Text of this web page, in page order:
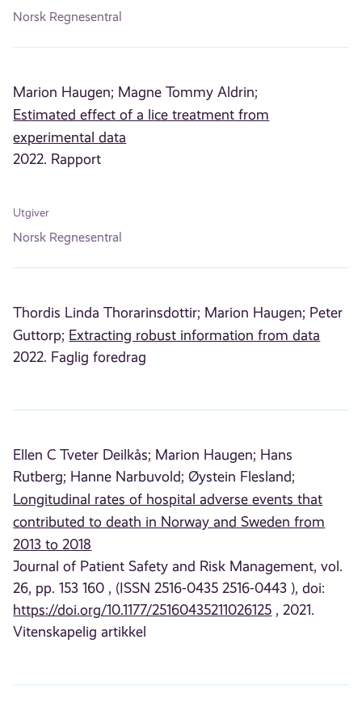
Norsk Regnesentral
Marion Haugen; Magne Tommy Aldrin;
Estimated effect of a lice treatment from
experimental data
2022. Rapport
Utgiver
Norsk Regnesentral
Thordis Linda Thorarinsdottir; Marion Haugen; Peter
Guttorp; Extracting robust information from data
2022. Faglig foredrag
Ellen C Tveter Deilkås; Marion Haugen; Hans
Rutberg; Hanne Narbuvold; Øystein Flesland;
Longitudinal rates of hospital adverse events that
contributed to death in Norway and Sweden from
2013 to 2018
Journal of Patient Safety and Risk Management, vol.
26, pp. 153 160 , (ISSN 2516-0435 2516-0443 ), doi:
https://doi.org/10.1177/25160435211026125 , 2021.
Vitenskapelig artikkel